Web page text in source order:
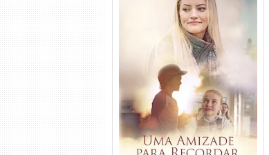
Uma Amizade para Recordar
Torrent (2025) WEB-DL 1080p
Dual Áudio